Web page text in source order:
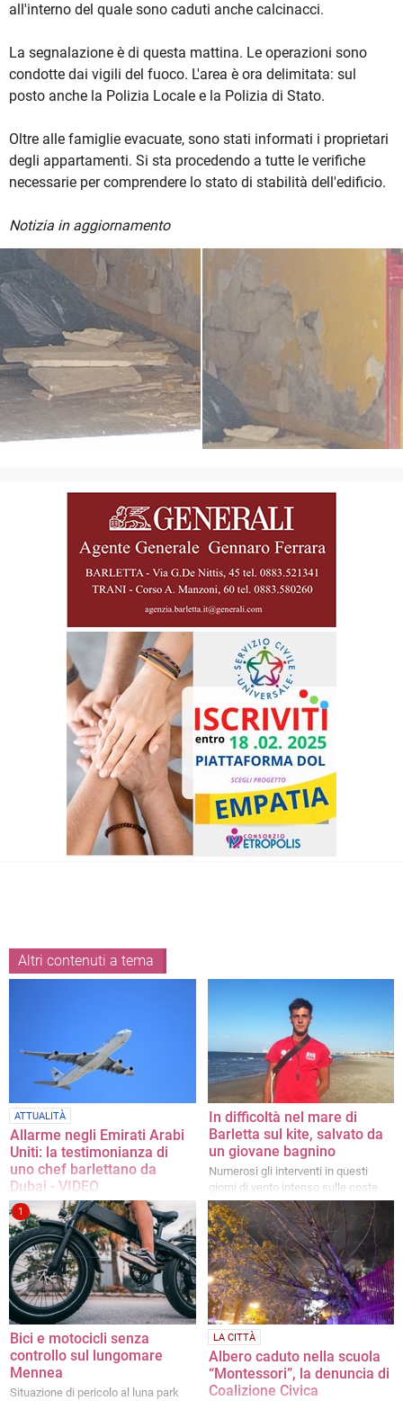
all'interno del quale sono caduti anche calcinacci.
La segnalazione è di questa mattina. Le operazioni sono
condotte dai vigili del fuoco. L'area è ora delimitata: sul
posto anche la Polizia Locale e la Polizia di Stato.
Oltre alle famiglie evacuate, sono stati informati i proprietari
degli appartamenti. Si sta procedendo a tutte le verifiche
necessarie per comprendere lo stato di stabilità dell'edificio.
Notizia in aggiornamento
Altri contenuti a tema
ATTUALITÀ
Allarme negli Emirati Arabi
Uniti: la testimonianza di
uno chef barlettano da
Dubai - VIDEO
«Qui ci sentiamo al sicuro»
In difficoltà nel mare di
Barletta sul kite, salvato da
un giovane bagnino
Numerosi gli interventi in questi
giorni di vento intenso sulle coste
pugliesi
1
Bici e motocicli senza
controllo sul lungomare
Mennea
Situazione di pericolo al luna park
LA CITTÀ
Albero caduto nella scuola
“Montessori”, la denuncia di
Coalizione Civica